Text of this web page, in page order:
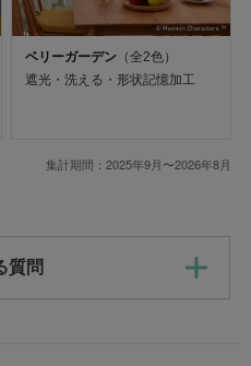
ベリーガーデン （全2色）
遮光・洗える・形状記憶加工
集計期間：2025年9月〜2026年8月
質問